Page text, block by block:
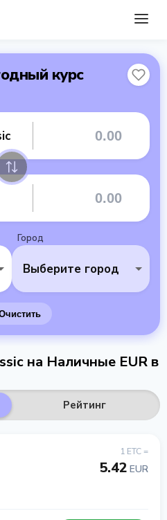
курс
Город
Выберите город
на Наличные EUR в
Рейтинг
1 ETC =
5.42 EUR